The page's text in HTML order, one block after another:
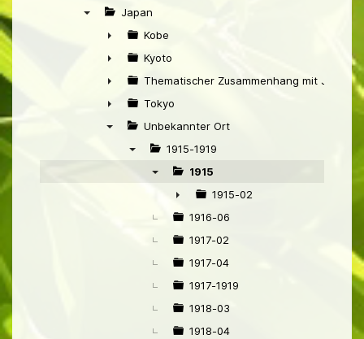
► Japan
►
Kobe
►
Kyoto
►
Thematischer Zusammenhang mit Japan
►
Tokyo
Unbekannter Ort
1915-1919
1915
►
1915-02
1916-06
1917-02
1917-04
1917-1919
1918-03
1918-04